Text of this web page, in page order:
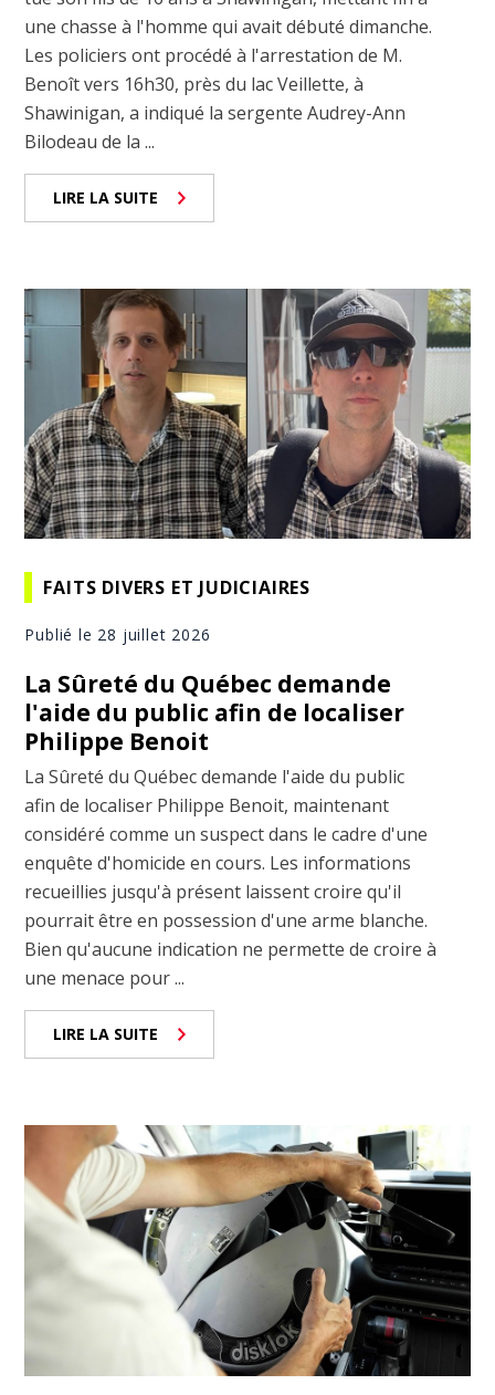
une chasse à l'homme qui avait débuté dimanche.
Les policiers ont procédé à l'arrestation de M.
Benoît vers 16h30, près du lac Veillette, à
Shawinigan, a indiqué la sergente Audrey-Ann
Bilodeau de la ...
LIRE LA SUITE
FAITS DIVERS ET JUDICIAIRES
Publié le 28 juillet 2026
La Sûreté du Québec demande
l'aide du public afin de localiser
Philippe Benoit
La Sûreté du Québec demande l'aide du public
afin de localiser Philippe Benoit, maintenant
considéré comme un suspect dans le cadre d'une
enquête d'homicide en cours. Les informations
recueillies jusqu'à présent laissent croire qu'il
pourrait être en possession d'une arme blanche.
Bien qu'aucune indication ne permette de croire à
une menace pour ...
LIRE LA SUITE